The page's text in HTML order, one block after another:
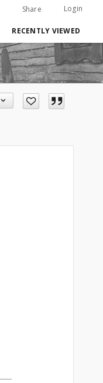
Share Login
RECENTLY VIEWED